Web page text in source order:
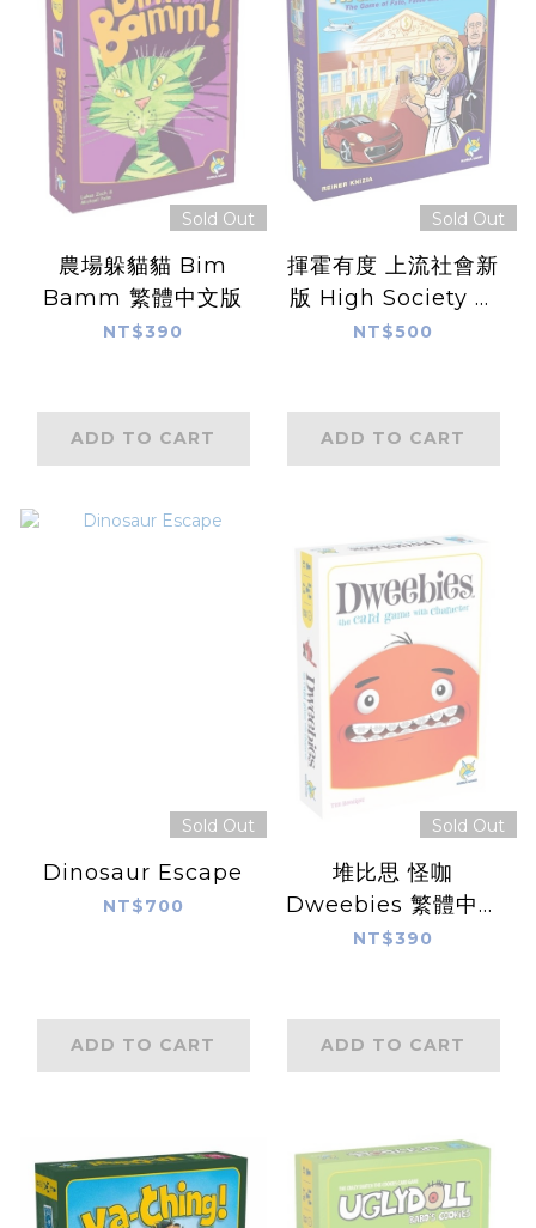
Sold Out
農場躲貓貓 Bim
Bamm 繁體中文版
NT$390
ADD TO CART
Sold Out
揮霍有度 上流社會新
版 High Society 繁
體中文版
NT$500
ADD TO CART
Sold Out
Dinosaur Escape
NT$700
ADD TO CART
Sold Out
堆比思 怪咖
Dweebies 繁體中文
版
NT$390
ADD TO CART